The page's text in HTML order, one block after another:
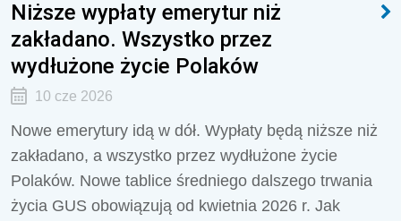
Niższe wypłaty emerytur niż
zakładano. Wszystko przez
wydłużone życie Polaków
10 cze 2026
Nowe emerytury idą w dół. Wypłaty będą niższe niż
zakładano, a wszystko przez wydłużone życie
Polaków. Nowe tablice średniego dalszego trwania
życia GUS obowiązują od kwietnia 2026 r. Jak